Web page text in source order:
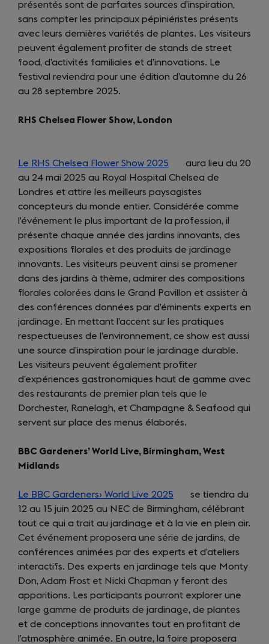
présentés sont de parfaites sources d’inspiration,
sans compter les principaux pépiniéristes présents
avec leurs dernières variétés de plantes. Les visiteurs
peuvent également profiter de stands de street
food, d’activités familiales et d’innovations. Le
festival reviendra pour une édition d’automne du 26
au 28 septembre 2025.
RHS Chelsea Flower Show, London
Le RHS Chelsea Flower Show 2025 (opens
in
a
new
tab)
aura lieu du 20
au 24 mai 2025 au Royal Hospital Chelsea de
Londres et attire les meilleurs paysagistes
concepteurs du monde entier. Considérée comme
l’événement le plus important de la profession, il
présente chaque année des jardins innovants, des
expositions florales et des produits de jardinage
innovants. Les visiteurs peuvent ainsi se promener
dans des jardins à thème, admirer des compositions
florales colorées dans le Grand Pavillon et assister à
des conférences données par d’éminents experts en
jardinage. En mettant l’accent sur les pratiques
respectueuses de l’environnement, ce show est aussi
une source d’inspiration pour le jardinage durable.
Les visiteurs peuvent également profiter
d’expériences gastronomiques haut de gamme avec
des restaurants de premier plan tels que le
Dorchester, Ranelagh, et Champagne & Seafood qui
servent sur place des menus élaborés.
BBC Gardeners’ World Live, Birmingham, West
Midlands
Le BBC Gardeners› World Live 2025 (opens
in
a
new
tab)
se tiendra du
12 au 15 juin 2025 au NEC de Birmingham, célébrant
tout ce qui a trait au jardinage et à la vie en plein air.
Cet événement proposera une série de jardins, de
conférences animées par des experts et d’ateliers
interactifs. Des experts en jardinage tels que Monty
Don, Adam Frost et Nicki Chapman y feront des
apparitions. Les participants pourront explorer une
large gamme de produits de jardinage, de plantes
et de conceptions innovantes tout en profitant de
l’atmosphère animée. En outre, la foire proposera